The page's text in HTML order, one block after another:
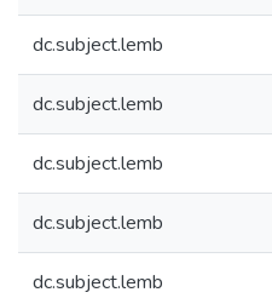
dc.subject.lemb
dc.subject.lemb
dc.subject.lemb
dc.subject.lemb
dc.subject.lemb